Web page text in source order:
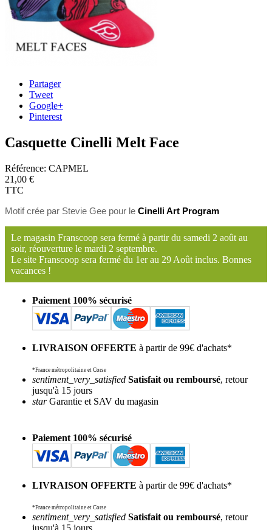
Partager
Tweet
Google+
Pinterest
Casquette Cinelli Melt Face
Référence: CAPMEL
21,00 €
TTC
Motif crée par Stevie Gee pour le Cinelli Art Program
Le magasin Franscoop sera fermé à partir du samedi 2 août au
soir, réouverture le mardi 2 septembre.
Le site Franscoop sera fermé du 1er au 29 Août inclus. Bonnes
vacances !
Paiement 100% sécurisé
LIVRAISON OFFERTE à partir de 99€ d'achats*
*France métropolitaine et Corse
sentiment_very_satisfied Satisfait ou remboursé, retour
jusqu'à 15 jours
starGarantie et SAV du magasin
Paiement 100% sécurisé
LIVRAISON OFFERTE à partir de 99€ d'achats*
*France métropolitaine et Corse
sentiment_very_satisfied Satisfait ou remboursé, retour
jusqu'à 15 jours